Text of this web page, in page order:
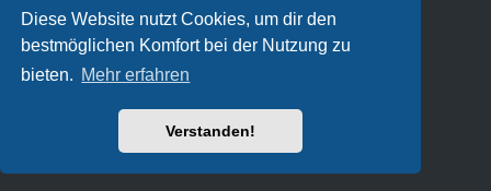
Diese Website nutzt Cookies, um dir den
bestmöglichen Komfort bei der Nutzung zu
bieten. Mehr erfahren
Verstanden!